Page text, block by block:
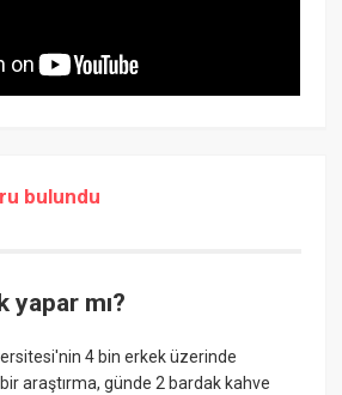
bulundu
yapar mı?
4 bin erkek üzerinde
araştırma, günde 2 bardak kahve